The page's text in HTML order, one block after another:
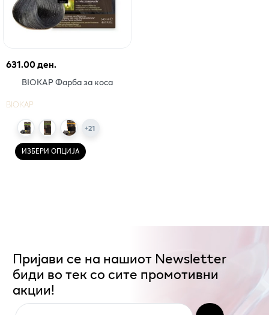
631.00 ден.
BIOKAP Фарба за коса
BIOKAP
+21
ИЗБЕРИ ОПЦИЈА
Пријави се на нашиот Newsletter
биди во тек со сите промотивни
акции!